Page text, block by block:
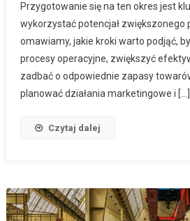
Przygotowanie się na ten okres jest
wykorzystać potencjał zwiększonego
omawiamy, jakie kroki warto podjąć,
procesy operacyjne, zwiększyć
zadbać o odpowiednie zapasy
planować działania marketingowe i […]
Czytaj dalej